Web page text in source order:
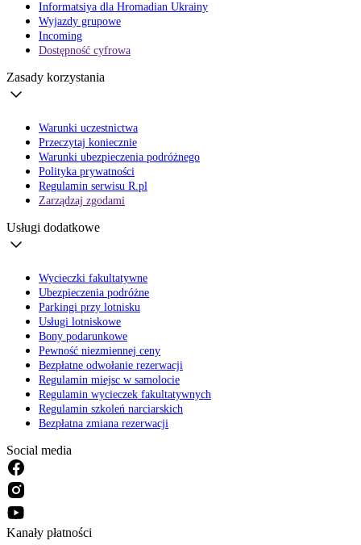
Informatsiya dla Hromadian Ukrainy
Wyjazdy grupowe
Incoming
Dostępność cyfrowa
Zasady korzystania
Warunki uczestnictwa
Przeczytaj koniecznie
Warunki ubezpieczenia podróżnego
Polityka prywatności
Regulamin serwisu R.pl
Zarządzaj zgodami
Usługi dodatkowe
Wycieczki fakultatywne
Ubezpieczenia podróżne
Parkingi przy lotnisku
Usługi lotniskowe
Bony podarunkowe
Pewność niezmiennej ceny
Bezpłatne odwołanie rezerwacji
Regulamin miejsc w samolocie
Regulamin wycieczek fakultatywnych
Regulamin szkoleń narciarskich
Bezpłatna zmiana rezerwacji
Social media
Kanały płatności